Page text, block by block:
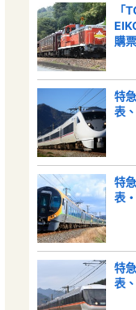
「
購
特
表
特
表
特
表